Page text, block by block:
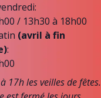
/ 13h30 à 18h00
(avril à fin
:
17h les veilles de fêtes.